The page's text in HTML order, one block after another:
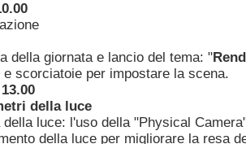
della giornata e lancio del tema: "
e scorciatoie per impostare la scena.
della luce
della luce: l'uso della "Physical
della luce per migliorare la resa